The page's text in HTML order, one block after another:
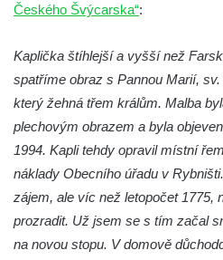
Římov
hrob
Křížová cesta Římov – XXIV.
Křížová cesta Římov – XXII.
Cyrénský pomáhá Ježíši nést kříž
Křížová cesta Římov – XXI. kaple
Popravní brána
Českého Švýcarska“:
Kaplička štíhlejší a vyšší než
spatříme obraz s Pannou Marií,
který žehná třem králům. Malba
plechovým obrazem a byla
1994. Kapli tehdy opravil místní
náklady Obecního úřadu v
zájem, ale víc než letopočet 1775,
prozradit. Už jsem se s tím začal
na novou stopu. V domově